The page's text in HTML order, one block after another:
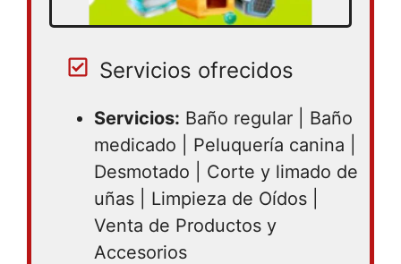
Servicios ofrecidos
Servicios: Baño regular | Baño
medicado | Peluquería canina |
Desmotado | Corte y limado de
uñas | Limpieza de Oídos |
Venta de Productos y
Accesorios